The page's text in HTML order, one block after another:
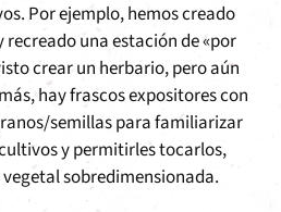
Por ejemplo, hemos creado
recreado una estación de «por
crear un herbario, pero aún
hay frascos expositores con
semillas para familiarizar
y permitirles tocarlos,
sobredimensionada.